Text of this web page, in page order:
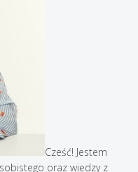
Cześć! Jestem
oraz wiedzy z